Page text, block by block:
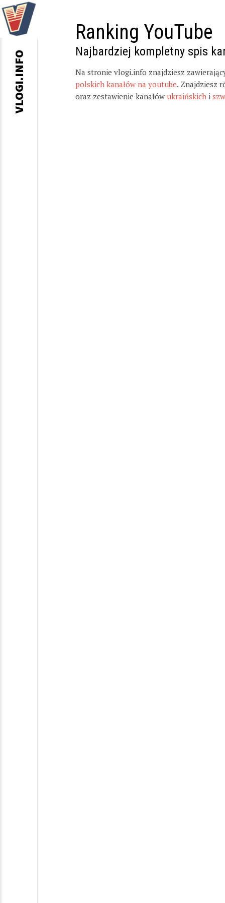
Ranking YouTube
Najbardziej kompletny spis
Na stronie vlogi.info znajdziesz
polskich kanałów na youtube. Znajdziesz
oraz zestawienie kanałów ukraińskich i
VLOGI.INFO